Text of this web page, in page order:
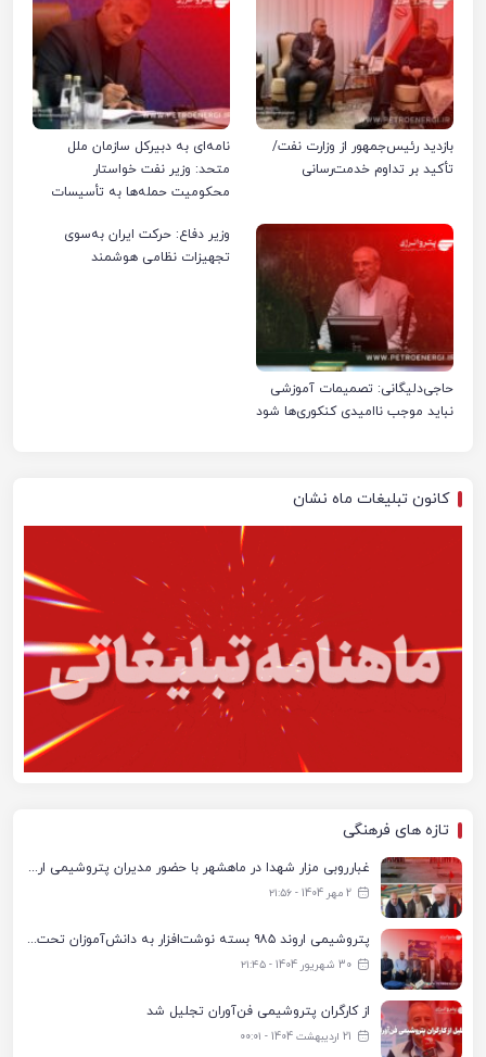
بازدید رئیس‌جمهور از وزارت نفت/
تأکید بر تداوم خدمت‌رسانی
نامه‌ای به دبیرکل سازمان ملل
متحد: وزیر نفت خواستار
محکومیت حمله‌ها به تأسیسات
حاجی‌دلیگانی: تصمیمات آموزشی
نباید موجب ناامیدی کنکوری‌ها شود
وزیر دفاع: حرکت ایران به‌سوی
تجهیزات نظامی هوشمند
کانون تبلیغات ماه نشان
تازه های فرهنگی
غبارروبی مزار شهدا در ماهشهر با حضور مدیران پتروشیمی اروند و مسئولان شهری
2 مهر 1404 - ۲۱:۵۶
پتروشیمی اروند ۹۸۵ بسته نوشت‌افزار به دانش‌آموزان تحت پوشش کمیته امداد بندرماهشهر اهدا کرد
30 شهریور 1404 - ۲۱:۴۵
از کارگران پتروشیمی فن‌آوران تجلیل شد
21 اردیبهشت 1404 - ۰۰:۰۱